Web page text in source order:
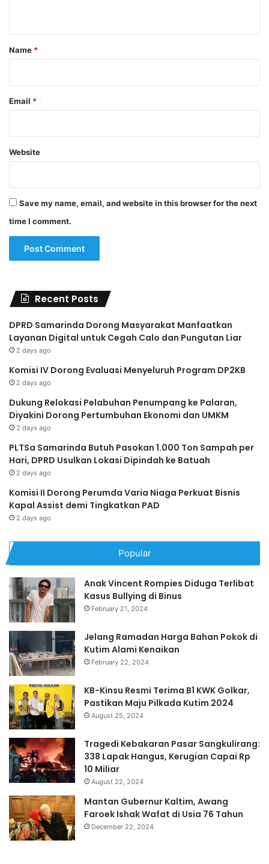
*
Name *
Email *
Website
Save my name, email, and website in this browser for the next
time I comment.
Recent Posts
DPRD Samarinda Dorong Masyarakat Manfaatkan
Layanan Digital untuk Cegah Calo dan Pungutan Liar
2 days ago
Komisi IV Dorong Evaluasi Menyeluruh Program DP2KB
2 days ago
Dukung Relokasi Pelabuhan Penumpang ke Palaran,
Diyakini Dorong Pertumbuhan Ekonomi dan UMKM
2 days ago
PLTSa Samarinda Butuh Pasokan 1.000 Ton Sampah per
Hari, DPRD Usulkan Lokasi Dipindah ke Batuah
2 days ago
Komisi II Dorong Perumda Varia Niaga Perkuat Bisnis
Kapal Assist demi Tingkatkan PAD
2 days ago
Popular
Anak Vincent Rompies Diduga Terlibat
Kasus Bullying di Binus
February 21, 2024
Jelang Ramadan Harga Bahan Pokok di
Kutim Alami Kenaikan
February 22, 2024
KB-Kinsu Resmi Terima B1 KWK Golkar,
Pastikan Maju Pilkada Kutim 2024
August 25, 2024
Tragedi Kebakaran Pasar Sangkulirang:
338 Lapak Hangus, Kerugian Capai Rp
10 Miliar
August 22, 2024
Mantan Gubernur Kaltim, Awang
Faroek Ishak Wafat di Usia 76 Tahun
December 22, 2024